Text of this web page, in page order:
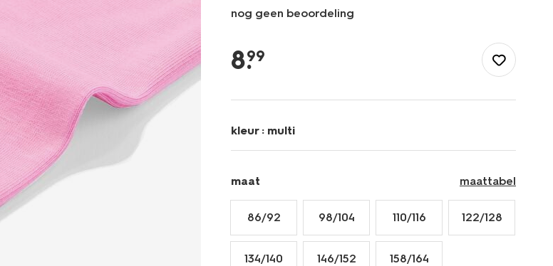
nog geen beoordeling
-8.
99
kleur : multi
maat maattabel
86/92 98/104 110/116 122/128
134/140 146/152 158/164